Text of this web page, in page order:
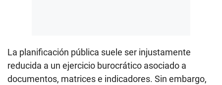
La planificación pública suele ser injustamente
reducida a un ejercicio burocrático asociado a
documentos, matrices e indicadores. Sin embargo,